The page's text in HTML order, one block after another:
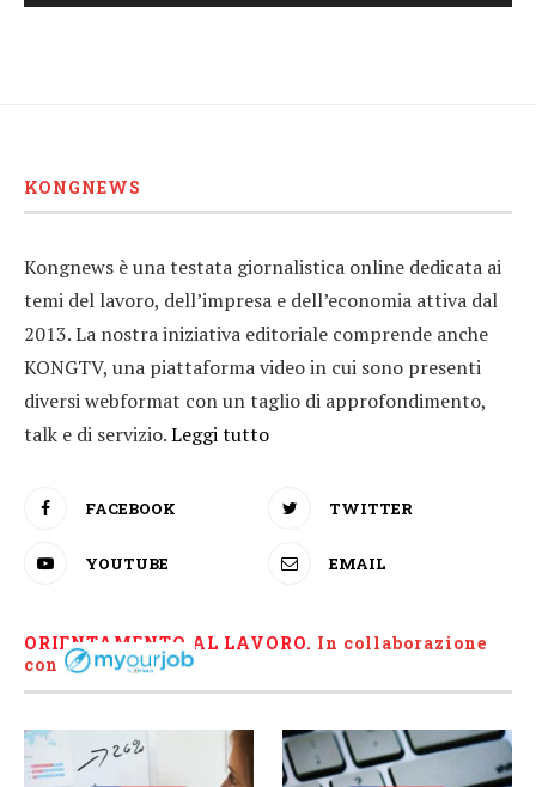
KONGNEWS
Kongnews è una testata giornalistica online dedicata ai
temi del lavoro, dell’impresa e dell’economia attiva dal
2013. La nostra iniziativa editoriale comprende anche
KONGTV, una piattaforma video in cui sono presenti
diversi webformat con un taglio di approfondimento,
talk e di servizio.Leggi tutto
FACEBOOK TWITTER
YOUTUBE EMAIL
ORIENTAMENTO AL LAVORO. In collaborazione
con